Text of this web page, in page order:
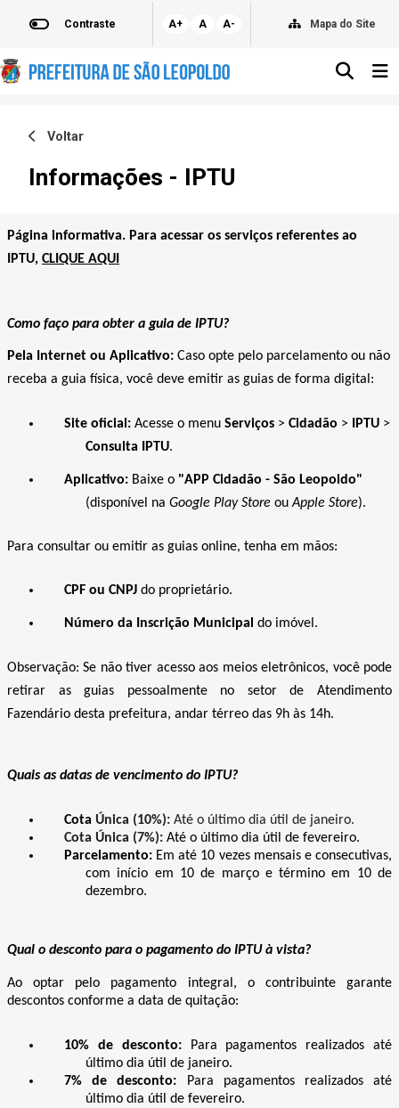
Contraste A+ A A- Mapa do Site
Voltar
Informações - IPTU
Página informativa. Para acessar os serviços referentes ao
IPTU, CLIQUE AQUI
Como faço para obter a guia de IPTU?
Pela Internet ou Aplicativo: Caso opte pelo parcelamento ou não
receba a guia física, você deve emitir as guias de forma digital:
Site oficial: Acesse o menu Serviços > Cidadão > IPTU >
Consulta IPTU.
Aplicativo: Baixe o "APP Cidadão - São Leopoldo"
(disponível na Google Play Store ouApple Store).
Para consultar ou emitir as guias online, tenha em mãos:
CPF ou CNPJ do proprietário.
Número da Inscrição Municipal do imóvel.
Observação: Se não tiver acesso aos meios eletrônicos, você pode
retirar as guias pessoalmente no setor de Atendimento
Fazendário desta prefeitura, andar térreo das 9h às 14h.
Quais as datas de vencimento do IPTU?
Cota Única (10%): Até o último dia útil de janeiro.
Cota Única (7%): Até o último dia útil de fevereiro.
Parcelamento: Em até 10 vezes mensais e consecutivas,
com início em 10 de março e término em 10 de
dezembro.
Qual o desconto para o pagamento do IPTU à vista?
Ao optar pelo pagamento integral, o contribuinte garante
descontos conforme a data de quitação:
10% de desconto: Para pagamentos realizados até
último dia útil de janeiro.
7% de desconto: Para pagamentos realizados até
último dia útil de fevereiro.